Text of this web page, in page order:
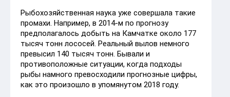
Рыбохозяйственная наука уже совершала такие
промахи. Например, в 2014-м по прогнозу
предполагалось добыть на Камчатке около 177
тысяч тонн лососей. Реальный вылов немного
превысил 140 тысяч тонн. Бывали и
противоположные ситуации, когда подходы
рыбы намного превосходили прогнозные цифры,
как это произошло в упомянутом 2018 году.